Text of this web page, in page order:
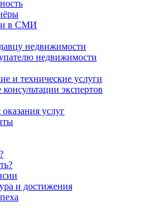
в СМИ
недвижимости
недвижимости
и технические услуги
экспертов
услуг
и достижения